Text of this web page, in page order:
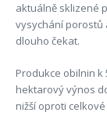
aktuálně sklizené
vysychání porostů
dlouho čekat.
Produkce obilnin
hektarový výnos
nižší oproti